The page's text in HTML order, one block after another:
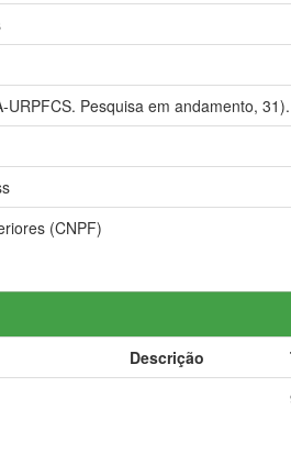
URPFCS. Pesquisa em andamento, 31).
(CNPF)
Descrição